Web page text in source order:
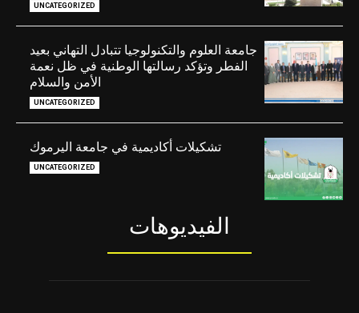
UNCATEGORIZED
جامعة العلوم والتكنولوجيا تتبادل التهاني بعيد
الفطر وتؤكد رسالتها الوطنية في ظل نعمة
الأمن والسلام
UNCATEGORIZED
تشكيلات أكاديمية في جامعة اليرموك
UNCATEGORIZED
الفيديوهات